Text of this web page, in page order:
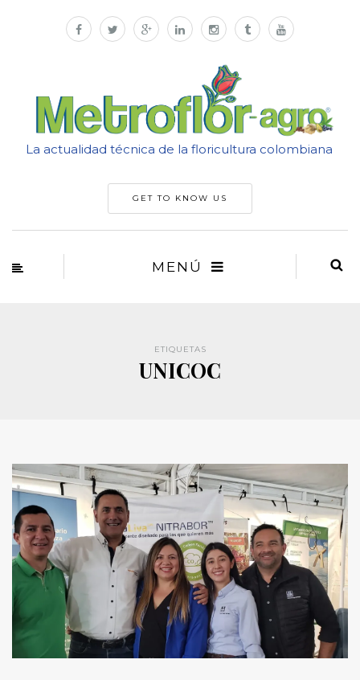
La actualidad técnica de la floricultura colombiana
GET TO KNOW US
MENÚ
ETIQUETAS
UNICOC